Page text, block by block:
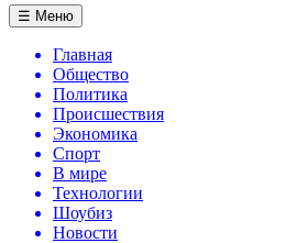
☰ Меню
Главная
Общество
Политика
Происшествия
Экономика
Спорт
В мире
Технологии
Шоубиз
Новости